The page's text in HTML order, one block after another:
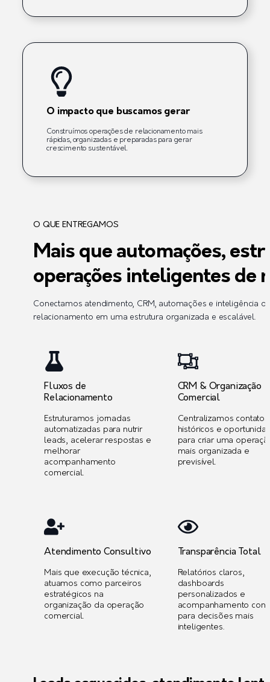
O impacto que buscamos gerar
Construímos operações de relacionamento mais
rápidas, organizadas e preparadas para gerar
crescimento sustentável.
O QUE ENTREGAMOS
Mais que automações,
operações inteligentes de
Conectamos atendimento, CRM, automações e inteligência
relacionamento em uma estrutura organizada e escalável.
Fluxos de
Relacionamento
Estruturamos jornadas
automatizadas para nutrir
leads, acelerar respostas e
melhorar
acompanhamento
comercial.
CRM & Organização
Comercial
Centralizamos
históricos e
para criar uma
mais organizada e
previsível.
Atendimento Consultivo
Mais que execução técnica,
atuamos como parceiros
estratégicos na
organização da operação
comercial.
Transparência Total
Relatórios claros,
dashboards
personalizados e
acompanhamento
para decisões mais
inteligentes.